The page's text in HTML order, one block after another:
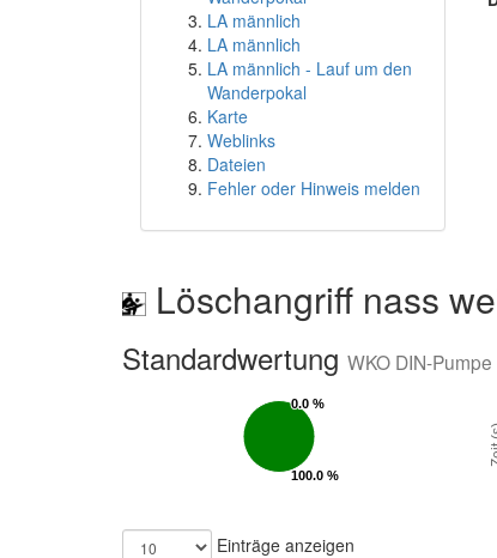
LA männlich
LA männlich
LA männlich - Lauf um den
Wanderpokal
Karte
Weblinks
Dateien
Fehler oder Hinweis melden
Löschangriff nass
Standardwertung WKO DIN-Pumpe
0.0 %
0.0 %
100.0 %
100.0 %
Einträge anzeigen